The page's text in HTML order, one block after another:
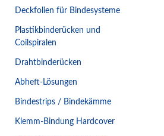
Deckfolien für Bindesysteme
Plastikbinderücken und
Coilspiralen
Drahtbinderücken
Abheft-Lösungen
Bindestrips / Bindekämme
Klemm-Bindung Hardcover